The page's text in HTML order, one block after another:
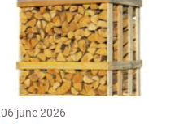
06 june 2026